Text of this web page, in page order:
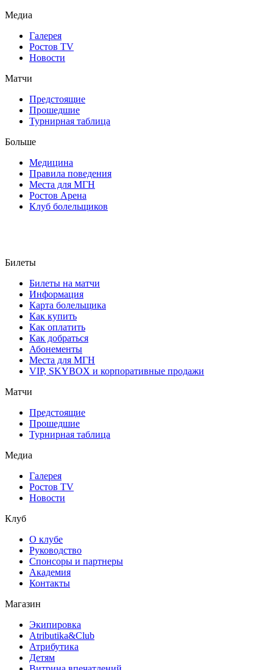
Медиа
Галерея
Ростов TV
Новости
Матчи
Предстоящие
Прошедшие
Турнирная таблица
Больше
Медицина
Правила поведения
Места для МГН
Ростов Арена
Клуб болельщиков
Билеты
Билеты на матчи
Информация
Карта болельщика
Как купить
Как оплатить
Как добраться
Абонементы
Места для МГН
VIP, SKYBOX и корпоративные продажи
Матчи
Предстоящие
Прошедшие
Турнирная таблица
Медиа
Галерея
Ростов TV
Новости
Клуб
О клубе
Руководство
Спонсоры и партнеры
Академия
Контакты
Магазин
Экипировка
Atributika&Club
Атрибутика
Детям